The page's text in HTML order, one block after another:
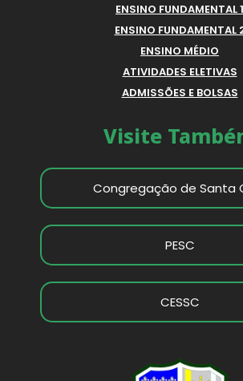
ENSINO FUNDAMENTAL 1
ENSINO FUNDAMENTAL
ENSINO MÉDIO
ATIVIDADES ELETIVAS
ADMISSÕES E BOLSAS
Visite
Congregação de Santa
PESC
CESSC